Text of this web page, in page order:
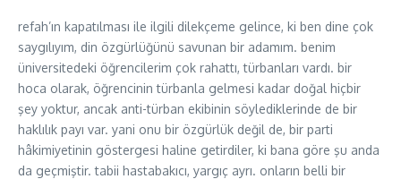
refah’ın kapatılması ile ilgili dilekçeme gelince, ki ben dine çok
saygılıyım, din özgürlüğünü savunan bir adamım. benim
üniversitedeki öğrencilerim çok rahattı, türbanları vardı. bir
hoca olarak, öğrencinin türbanla gelmesi kadar doğal hiçbir
şey yoktur, ancak anti-türban ekibinin söylediklerinde de bir
haklılık payı var. yani onu bir özgürlük değil de, bir parti
hâkimiyetinin göstergesi haline getirdiler, ki bana göre şu anda
da geçmiştir. tabii hastabakıcı, yargıç ayrı. onların belli bir